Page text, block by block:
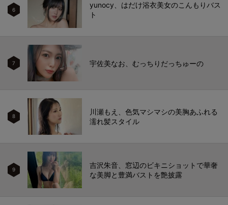
6
yunocy、はだけ浴衣美女のこんもりバス
ト
7 宇佐美なお、むっちりだっちゅーの
8
川瀬もえ、色気マシマシの美胸あふれる
濡れ髪スタイル
9
吉沢朱音、窓辺のビキニショットで華奢
な美脚と豊満バストを艶披露